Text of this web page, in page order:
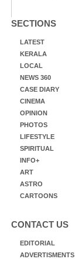
SECTIONS
LATEST
KERALA
LOCAL
NEWS 360
CASE DIARY
CINEMA
OPINION
PHOTOS
LIFESTYLE
SPIRITUAL
INFO+
ART
ASTRO
CARTOONS
CONTACT US
EDITORIAL
ADVERTISMENTS